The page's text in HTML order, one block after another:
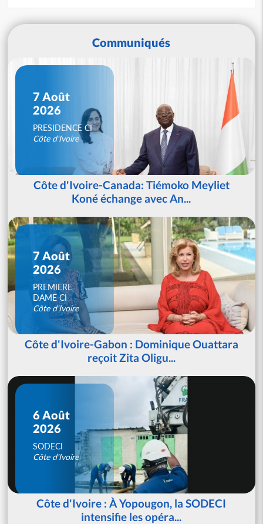
Communiqués
7 Août
2026
PRESIDENCE CI
Côte d'Ivoire
Côte d'Ivoire-Canada: Tiémoko Meyliet
Koné échange avec An...
7 Août
2026
PREMIERE
DAME CI
Côte d'Ivoire
Côte d'Ivoire-Gabon : Dominique Ouattara
reçoit Zita Oligu...
6 Août
2026
SODECI
Côte d'Ivoire
Côte d'Ivoire : À Yopougon, la SODECI
intensifie les opéra...